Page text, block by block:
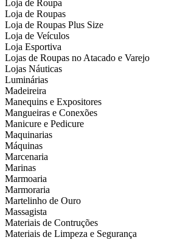
Loja de Roupa
Loja de Roupas
Loja de Roupas Plus Size
Loja de Veículos
Loja Esportiva
Lojas de Roupas no Atacado e Varejo
Lojas Náuticas
Luminárias
Madeireira
Manequins e Expositores
Mangueiras e Conexões
Manicure e Pedicure
Maquinarias
Máquinas
Marcenaria
Marinas
Marmoaria
Marmoraria
Martelinho de Ouro
Massagista
Materiais de Contruções
Materiais de Limpeza e Segurança